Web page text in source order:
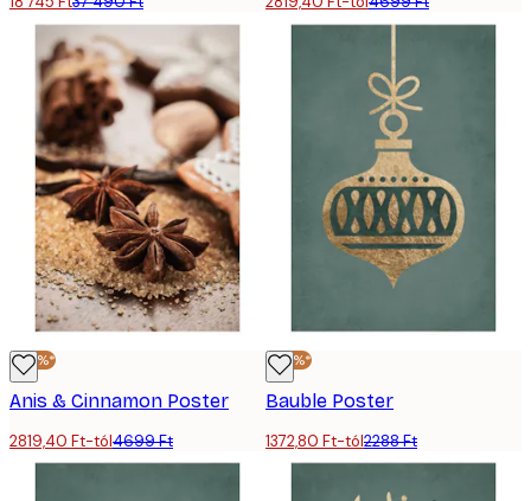
-40%*
Anis & Cinnamon Poster
2819,40 Ft-tól4699 Ft
-40%*
Bauble Poster
1372,80 Ft-tól2288 Ft